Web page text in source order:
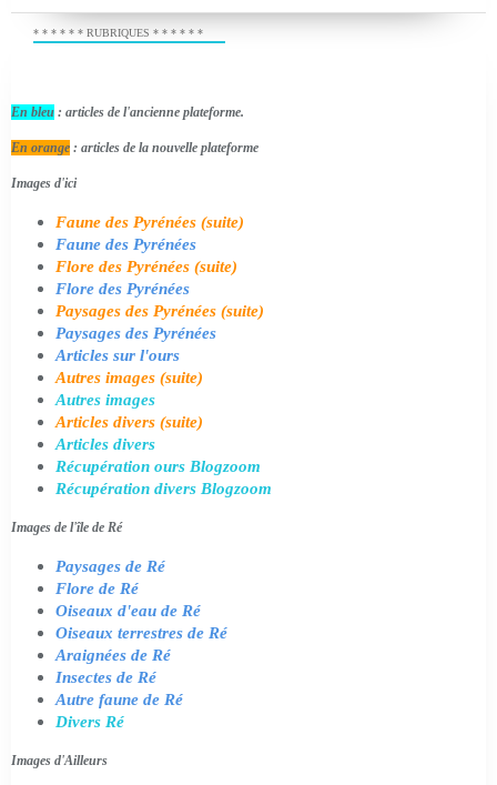
* * * * * * RUBRIQUES * * * * * *
En bleu : articles de l'ancienne plateforme.
En orange : articles de la nouvelle plateforme
Images d'ici
Faune des Pyrénées (suite)
Faune des Pyrénées
Flore des Pyrénées (suite)
Flore des Pyrénées
Paysages des Pyrénées (suite)
Paysages des Pyrénées
Articles sur l'ours
Autres images (suite)
Autres images
Articles divers (suite)
Articles divers
Récupération ours Blogzoom
Récupération divers Blogzoom
Images de l'île de Ré
Paysages de Ré
Flore de Ré
Oiseaux d'eau de Ré
Oiseaux terrestres de Ré
Araignées de Ré
Insectes de Ré
Autre faune de Ré
Divers Ré
Images d'Ailleurs